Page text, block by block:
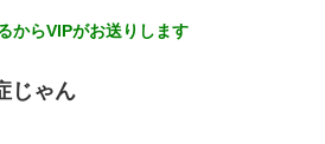
からVIPがお送りします
じゃん